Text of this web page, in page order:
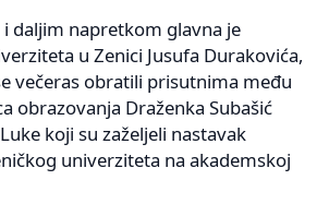
i daljim napretkom glavna je
u Zenici Jusufa Durakovića,
večeras obratili prisutnima među
obrazovanja Draženka Subašić
koji su zaželjeli nastavak
univerziteta na akademskoj